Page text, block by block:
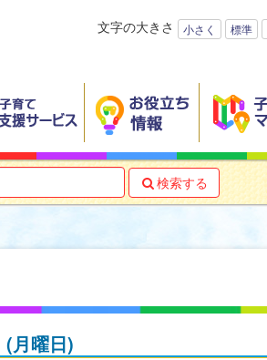
文字の大きさ 小さく 標準
 検索する
(月曜日)